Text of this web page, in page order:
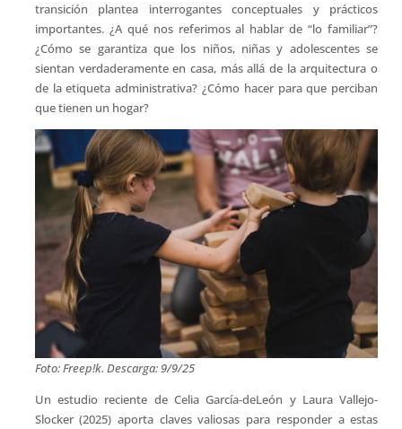
transición plantea interrogantes conceptuales y prácticos
importantes. ¿A qué nos referimos al hablar de “lo familiar”?
¿Cómo se garantiza que los niños, niñas y adolescentes se
sientan verdaderamente en casa, más allá de la arquitectura o
de la etiqueta administrativa? ¿Cómo hacer para que perciban
que tienen un hogar?
Foto: Freep!k. Descarga: 9/9/25
Un estudio reciente de Celia García-deLeón y Laura Vallejo-
Slocker (2025) aporta claves valiosas para responder a estas